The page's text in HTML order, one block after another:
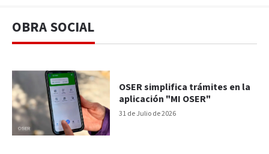
OBRA SOCIAL
31 de Julio de 2026
OSER simplifica trámites en la
aplicación "MI OSER"